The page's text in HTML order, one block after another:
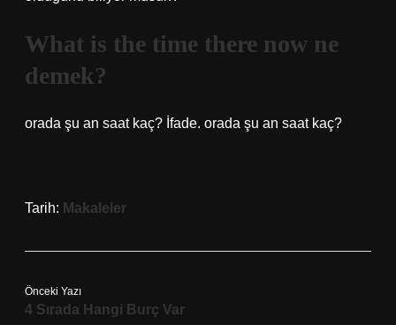
What is the time there now ne
demek?
orada şu an saat kaç? İfade. orada şu an saat kaç?
Tarih: Makaleler
Önceki Yazı
4 Sırada Hangi Burç Var